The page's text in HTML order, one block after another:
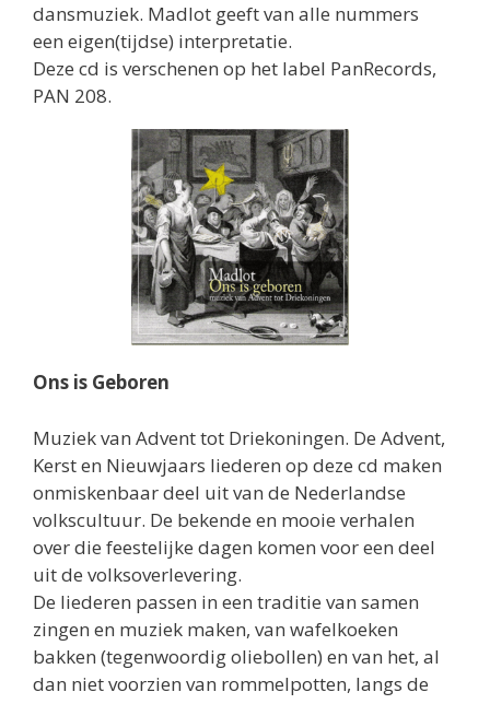
dansmuziek. Madlot geeft van alle nummers
een eigen(tijdse) interpretatie.
Deze cd is verschenen op het label PanRecords,
PAN 208.
Ons is Geboren
Muziek van Advent tot Driekoningen. De Advent,
Kerst en Nieuwjaars liederen op deze cd maken
onmiskenbaar deel uit van de Nederlandse
volkscultuur. De bekende en mooie verhalen
over die feestelijke dagen komen voor een deel
uit de volksoverlevering.
De liederen passen in een traditie van samen
zingen en muziek maken, van wafelkoeken
bakken (tegenwoordig oliebollen) en van het, al
dan niet voorzien van rommelpotten, langs de